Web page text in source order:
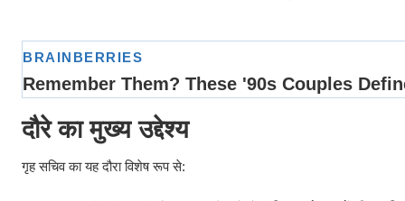
दौरे का मुख्य उद्देश्य
गृह सचिव का यह दौरा विशेष रूप से: